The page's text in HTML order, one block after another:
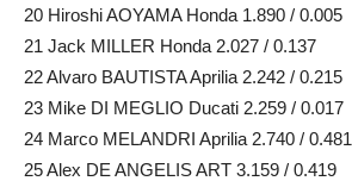
20 Hiroshi AOYAMA Honda 1.890 / 0.005
21 Jack MILLER Honda 2.027 / 0.137
22 Alvaro BAUTISTA Aprilia 2.242 / 0.215
23 Mike DI MEGLIO Ducati 2.259 / 0.017
24 Marco MELANDRI Aprilia 2.740 / 0.481
25 Alex DE ANGELIS ART 3.159 / 0.419